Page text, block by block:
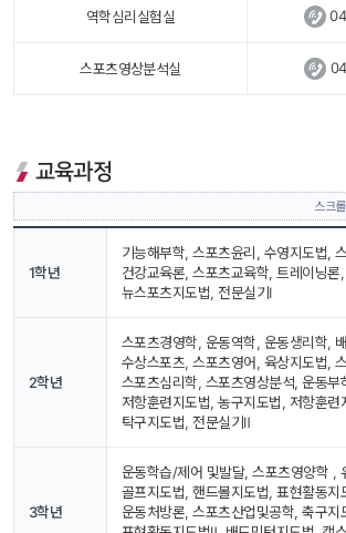
역학심리실험실
스포츠영상분석실
교육과정
스크
1학년
기능해부학, 스포츠윤리, 수영지도법,
건강교육론, 스포츠교육학, 트레이닝론
뉴스포츠지도법, 전문실기Ⅰ
2학년
스포츠경영학, 운동역학, 운동생리학,
수상스포츠, 스포츠영어, 육상지도법,
스포츠심리학, 스포츠영상분석, 운동부
저항훈련지도법, 농구지도법, 저항훈련
탁구지도법, 전문실기Ⅱ
3학년
운동학습/제어 및발달, 스포츠영양학 ,
골프지도법, 핸드볼지도법, 표현활동지
운동처방론, 스포츠산업및공학, 축구지